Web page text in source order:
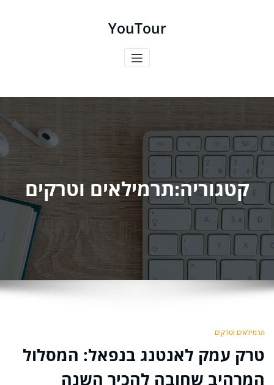
YouTour
קטגוריה:תרמילאים וטרקים
תרמילאים וטרקים
טרק עמק לאנטנג בנפאל: המסלול
המרהיב שחובה להכיר השנה